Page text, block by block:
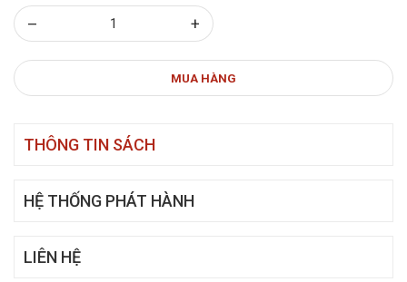
– +
MUA HÀNG
THÔNG TIN SÁCH
HỆ THỐNG PHÁT HÀNH
LIÊN HỆ